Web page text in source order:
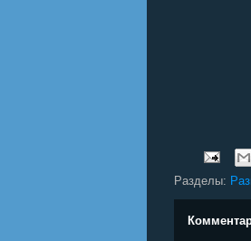
Разделы: